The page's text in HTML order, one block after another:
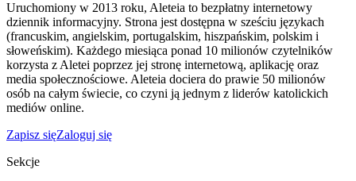
Uruchomiony w 2013 roku, Aleteia to bezpłatny internetowy
dziennik informacyjny. Strona jest dostępna w sześciu językach
(francuskim, angielskim, portugalskim, hiszpańskim, polskim i
słoweńskim). Każdego miesiąca ponad 10 milionów czytelników
korzysta z Aletei poprzez jej stronę internetową, aplikację oraz
media społecznościowe. Aleteia dociera do prawie 50 milionów
osób na całym świecie, co czyni ją jednym z liderów katolickich
mediów online.
Zapisz sięZaloguj się
Sekcje